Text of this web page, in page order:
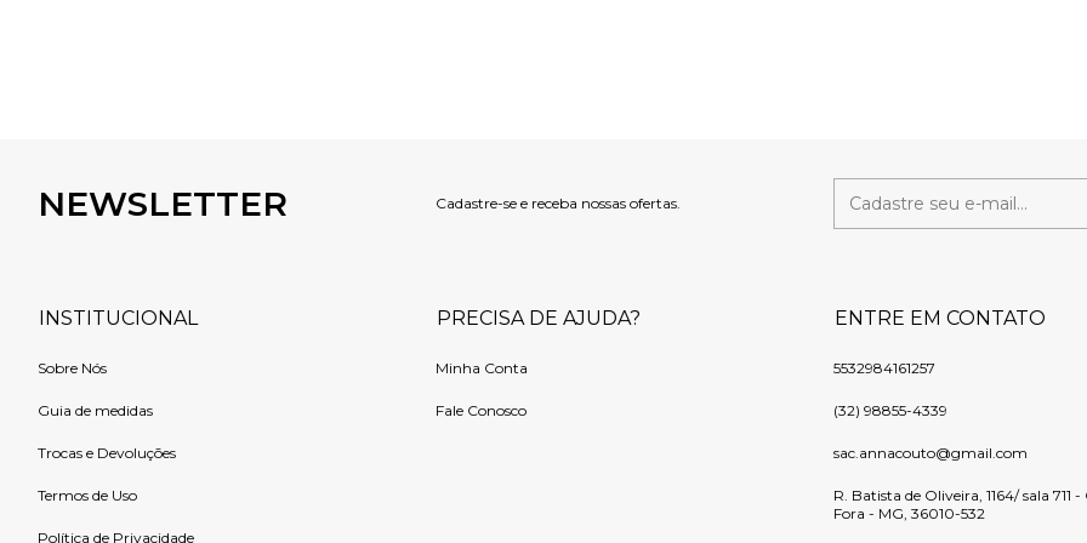
NEWSLETTER Cadastre-se e receba nossas ofertas.
INSTITUCIONAL
Sobre Nós
Guia de medidas
Trocas e Devoluções
Termos de Uso
Política de Privacidade
PRECISA DE AJUDA?
Minha Conta
Fale Conosco
ENTRE EM CONTATO
5532984161257
(32) 98855-4339
sac.annacouto@gmail.com
R. Batista de Oliveira, 1164/ sala 711
Fora - MG, 36010-532